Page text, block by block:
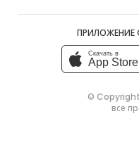
ПРИЛОЖЕНИЕ
Скачать в
App Store
© Copyright
все